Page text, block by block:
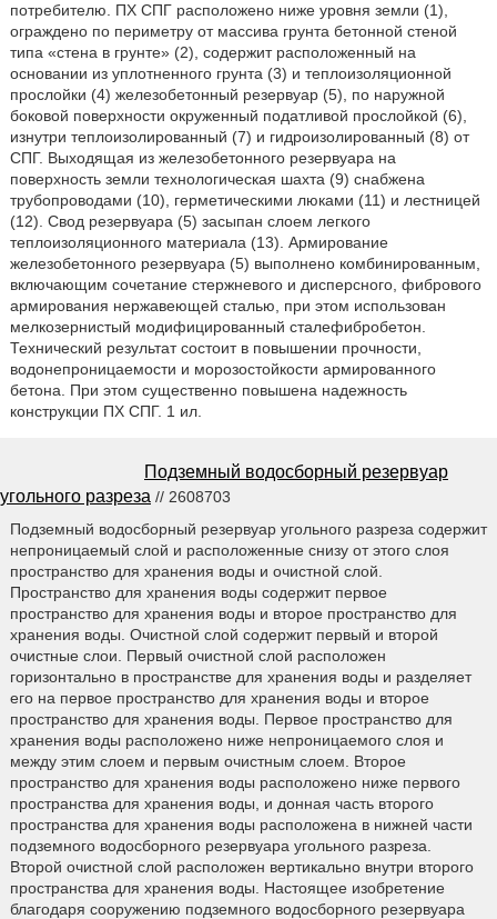
потребителю. ПХ СПГ расположено ниже уровня земли (1),
ограждено по периметру от массива грунта бетонной стеной
типа «стена в грунте» (2), содержит расположенный на
основании из уплотненного грунта (3) и теплоизоляционной
прослойки (4) железобетонный резервуар (5), по наружной
боковой поверхности окруженный податливой прослойкой (6),
изнутри теплоизолированный (7) и гидроизолированный (8) от
СПГ. Выходящая из железобетонного резервуара на
поверхность земли технологическая шахта (9) снабжена
трубопроводами (10), герметическими люками (11) и лестницей
(12). Свод резервуара (5) засыпан слоем легкого
теплоизоляционного материала (13). Армирование
железобетонного резервуара (5) выполнено комбинированным,
включающим сочетание стержневого и дисперсного, фибрового
армирования нержавеющей сталью, при этом использован
мелкозернистый модифицированный сталефибробетон.
Технический результат состоит в повышении прочности,
водонепроницаемости и морозостойкости армированного
бетона. При этом существенно повышена надежность
конструкции ПХ СПГ. 1 ил.
Подземный водосборный резервуар
угольного разреза // 2608703
Подземный водосборный резервуар угольного разреза содержит
непроницаемый слой и расположенные снизу от этого слоя
пространство для хранения воды и очистной слой.
Пространство для хранения воды содержит первое
пространство для хранения воды и второе пространство для
хранения воды. Очистной слой содержит первый и второй
очистные слои. Первый очистной слой расположен
горизонтально в пространстве для хранения воды и разделяет
его на первое пространство для хранения воды и второе
пространство для хранения воды. Первое пространство для
хранения воды расположено ниже непроницаемого слоя и
между этим слоем и первым очистным слоем. Второе
пространство для хранения воды расположено ниже первого
пространства для хранения воды, и донная часть второго
пространства для хранения воды расположена в нижней части
подземного водосборного резервуара угольного разреза.
Второй очистной слой расположен вертикально внутри второго
пространства для хранения воды. Настоящее изобретение
благодаря сооружению подземного водосборного резервуара